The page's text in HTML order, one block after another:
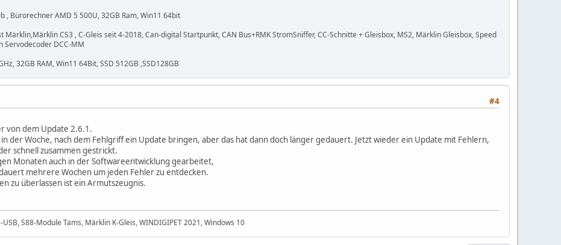
, Bürorechner AMD 5 500U, 32GB Ram, Win11 64bit
Märklin,Märklin CS3 , C-Gleis seit 4-2018, Can-digital Startpunkt, CAN Bus+RMK StromSniffer, CC-Schnitte + Gleisbox, MS2, Märklin Gleisbox, Speed
Servodecoder DCC-MM
32GB RAM, Win11 64Bit, SSD 512GB ,SSD128GB
#4
von dem Update 2.6.1.
der Woche, nach dem Fehlgriff ein Update bringen, aber das hat dann doch länger gedauert. Jetzt wieder ein Update mit Fehlern,
schnell zusammen gestrickt.
Monaten auch in der Softwareentwicklung gearbeitet,
mehrere Wochen um jeden Fehler zu entdecken.
zu überlassen ist ein Armutszeugnis.
S88-Module Tams, Märklin K-Gleis, WINDIGIPET 2021, Windows 10